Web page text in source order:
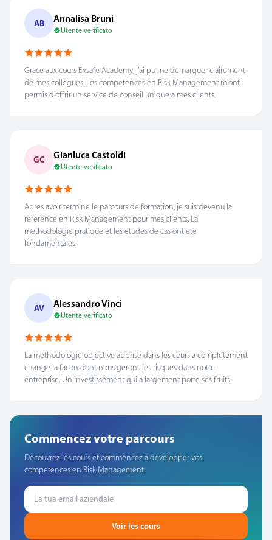
AB Annalisa Bruni
Utente verificato
Grace aux cours Exsafe Academy, j'ai pu me demarquer clairement
de mes collegues. Les competences en Risk Management m'ont
permis d'offrir un service de conseil unique a mes clients.
GC Gianluca Castoldi
Utente verificato
Apres avoir termine le parcours de formation, je suis devenu la
reference en Risk Management pour mes clients. La
methodologie pratique et les etudes de cas ont ete
fondamentales.
AV Alessandro Vinci
Utente verificato
La methodologie objective apprise dans les cours a completement
change la facon dont nous gerons les risques dans notre
entreprise. Un investissement qui a largement porte ses fruits.
Commencez votre parcours
Decouvrez les cours et commencez a developper vos
competences en Risk Management.
Voir les cours